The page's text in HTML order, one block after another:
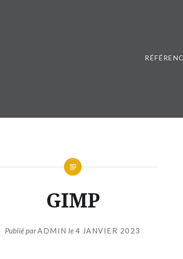
GIMP
Publié parADMIN le4 JANVIER 2023